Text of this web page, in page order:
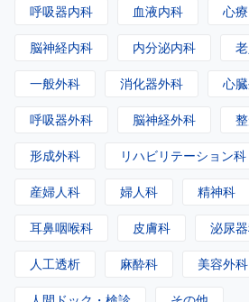
呼吸器内科 血液内科 心
脳神経内科 内分泌内科
一般外科 消化器外科 心
呼吸器外科 脳神経外科
形成外科 リハビリテーション科
産婦人科 婦人科 精神科
耳鼻咽喉科 皮膚科 泌尿
人工透析 麻酔科 美容外科